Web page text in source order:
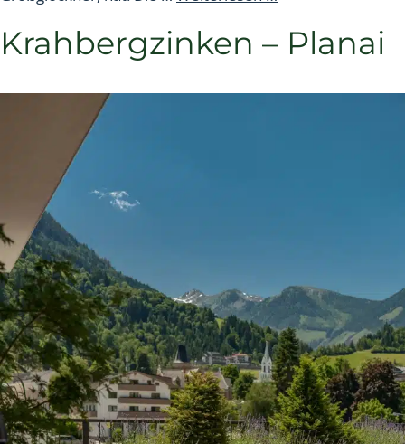
Krahbergzinken – Planai